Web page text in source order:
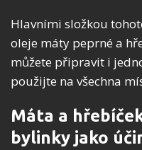
Hlavními složkou
oleje máty peprné a
můžete připravit i
použijte na všechna
Máta a
bylinky jako